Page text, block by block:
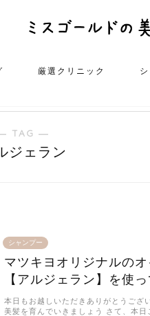
厳選クリニック
TAG ―
ジェラン
シャンプー
マツキヨオリジナルの
【アルジェラン】を使
本日もお越しいただきありがとうござ
美髪を育んでいきましょう さて、本日